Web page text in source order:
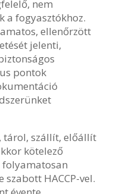
nem
a fogyasztókhoz.
ellenőrzött
jelenti,
pontok
tárol, szállít, előállít
kötelező
folyamatosan
HACCP-vel.